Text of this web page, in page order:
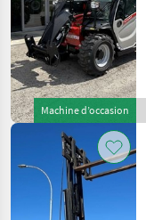
Machine d’occasion